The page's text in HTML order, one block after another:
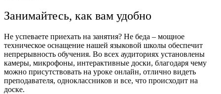
Занимайтесь, как вам удобно
Не успеваете приехать на занятия? Не беда – мощное
техническое оснащение нашей языковой школы обеспечит
непрерывность обучения. Во всех аудиториях установлены
камеры, микрофоны, интерактивные доски, благодаря чему
можно присутствовать на уроке онлайн, отлично видеть
преподавателя, одноклассников и все, что происходит на
доске.